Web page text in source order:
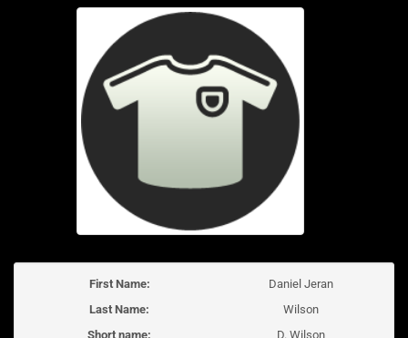
First Name:
Daniel Jeran
Last Name:
Wilson
Short name:
D. Wilson